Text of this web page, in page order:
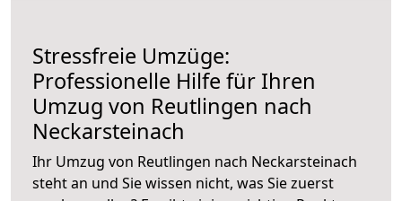
Stressfreie Umzüge:
Professionelle Hilfe für Ihren
Umzug von Reutlingen nach
Neckarsteinach
Ihr Umzug von Reutlingen nach Neckarsteinach
steht an und Sie wissen nicht, was Sie zuerst